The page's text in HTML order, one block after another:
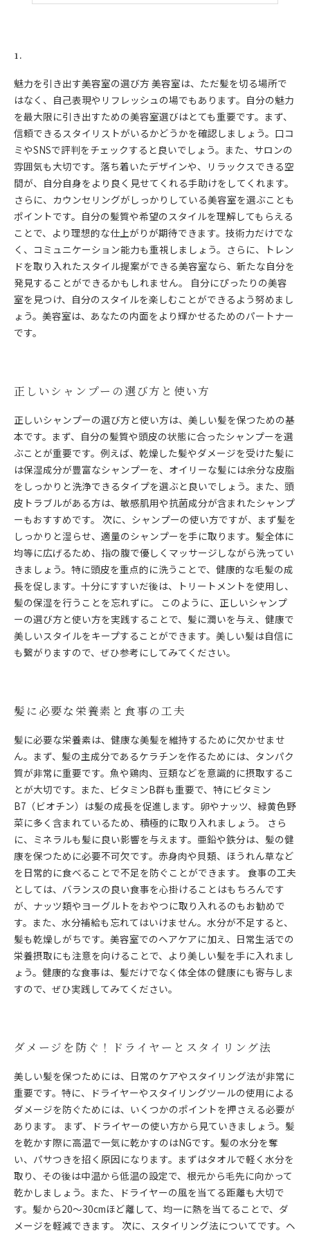
1.
魅力を引き出す美容室の選び方 美容室は、ただ髪を切る場所で
はなく、自己表現やリフレッシュの場でもあります。自分の魅力
を最大限に引き出すための美容室選びはとても重要です。まず、
信頼できるスタイリストがいるかどうかを確認しましょう。口コ
ミやSNSで評判をチェックすると良いでしょう。また、サロンの
雰囲気も大切です。落ち着いたデザインや、リラックスできる空
間が、自分自身をより良く見せてくれる手助けをしてくれます。
さらに、カウンセリングがしっかりしている美容室を選ぶことも
ポイントです。自分の髪質や希望のスタイルを理解してもらえる
ことで、より理想的な仕上がりが期待できます。技術力だけでな
く、コミュニケーション能力も重視しましょう。さらに、トレン
ドを取り入れたスタイル提案ができる美容室なら、新たな自分を
発見することができるかもしれません。 自分にぴったりの美容
室を見つけ、自分のスタイルを楽しむことができるよう努めまし
ょう。美容室は、あなたの内面をより輝かせるためのパートナー
です。
正しいシャンプーの選び方と使い方
正しいシャンプーの選び方と使い方は、美しい髪を保つための基
本です。まず、自分の髪質や頭皮の状態に合ったシャンプーを選
ぶことが重要です。例えば、乾燥した髪やダメージを受けた髪に
は保湿成分が豊富なシャンプーを、オイリーな髪には余分な皮脂
をしっかりと洗浄できるタイプを選ぶと良いでしょう。また、頭
皮トラブルがある方は、敏感肌用や抗菌成分が含まれたシャンプ
ーもおすすめです。 次に、シャンプーの使い方ですが、まず髪を
しっかりと湿らせ、適量のシャンプーを手に取ります。髪全体に
均等に広げるため、指の腹で優しくマッサージしながら洗ってい
きましょう。特に頭皮を重点的に洗うことで、健康的な毛髪の成
長を促します。十分にすすいだ後は、トリートメントを使用し、
髪の保湿を行うことを忘れずに。 このように、正しいシャンプ
ーの選び方と使い方を実践することで、髪に潤いを与え、健康で
美しいスタイルをキープすることができます。美しい髪は自信に
も繋がりますので、ぜひ参考にしてみてください。
髪に必要な栄養素と食事の工夫
髪に必要な栄養素は、健康な美髪を維持するために欠かせませ
ん。まず、髪の主成分であるケラチンを作るためには、タンパク
質が非常に重要です。魚や鶏肉、豆類などを意識的に摂取するこ
とが大切です。また、ビタミンB群も重要で、特にビタミン
B7（ビオチン）は髪の成長を促進します。卵やナッツ、緑黄色野
菜に多く含まれているため、積極的に取り入れましょう。 さら
に、ミネラルも髪に良い影響を与えます。亜鉛や鉄分は、髪の健
康を保つために必要不可欠です。赤身肉や貝類、ほうれん草など
を日常的に食べることで不足を防ぐことができます。 食事の工夫
としては、バランスの良い食事を心掛けることはもちろんです
が、ナッツ類やヨーグルトをおやつに取り入れるのもお勧めで
す。また、水分補給も忘れてはいけません。水分が不足すると、
髪も乾燥しがちです。美容室でのヘアケアに加え、日常生活での
栄養摂取にも注意を向けることで、より美しい髪を手に入れまし
ょう。健康的な食事は、髪だけでなく体全体の健康にも寄与しま
すので、ぜひ実践してみてください。
ダメージを防ぐ！ドライヤーとスタイリング法
美しい髪を保つためには、日常のケアやスタイリング法が非常に
重要です。特に、ドライヤーやスタイリングツールの使用による
ダメージを防ぐためには、いくつかのポイントを押さえる必要が
あります。 まず、ドライヤーの使い方から見ていきましょう。髪
を乾かす際に高温で一気に乾かすのはNGです。髪の水分を奪
い、パサつきを招く原因になります。まずはタオルで軽く水分を
取り、その後は中温から低温の設定で、根元から毛先に向かって
乾かしましょう。また、ドライヤーの風を当てる距離も大切で
す。髪から20〜30cmほど離して、均一に熱を当てることで、ダ
メージを軽減できます。 次に、スタイリング法についてです。ヘ